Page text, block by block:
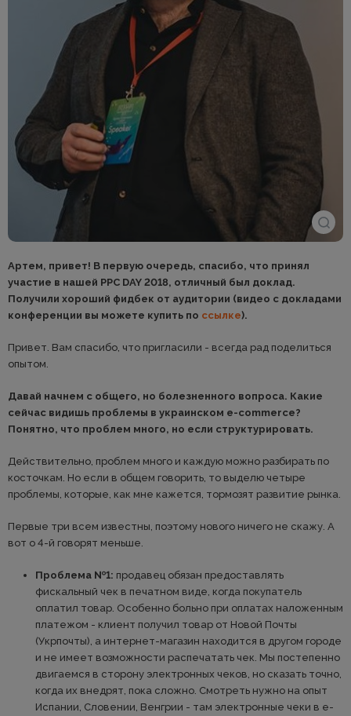
Артем, привет! В первую очередь, спасибо, что принял
участие в нашей PPC DAY 2018, отличный был доклад.
Получили хороший фидбек от аудитории (видео с докладами
конференции вы можете купить по ссылке).
Привет. Вам спасибо, что пригласили - всегда рад поделиться
опытом.
Давай начнем с общего, но болезненного вопроса. Какие
сейчас видишь проблемы в украинском e-commerce?
Понятно, что проблем много, но если структурировать.
Действительно, проблем много и каждую можно разбирать по
косточкам. Но если в общем говорить, то выделю четыре
проблемы, которые, как мне кажется, тормозят развитие рынка.
Первые три всем известны, поэтому нового ничего не скажу. А
вот о 4-й говорят меньше.
Проблема №1: продавец обязан предоставлять
фискальный чек в печатном виде, когда покупатель
оплатил товар. Особенно больно при оплатах наложенным
платежом - клиент получил товар от Новой Почты
(Укрпочты), а интернет-магазин находится в другом городе
и не имеет возможности распечатать чек. Мы постепенно
двигаемся в сторону электронных чеков, но сказать точно,
когда их внедрят, пока сложно. Смотреть нужно на опыт
Испании, Словении, Венгрии - там электронные чеки в e-